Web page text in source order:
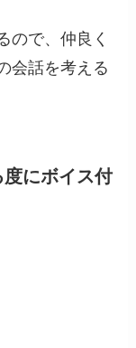
ので、仲良く
会話を考える
にボイス付